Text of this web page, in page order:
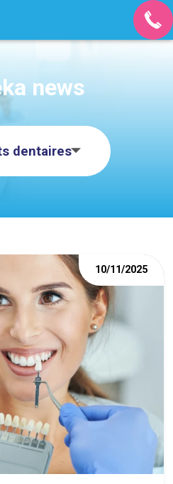
news
dentaires
10/11/2025